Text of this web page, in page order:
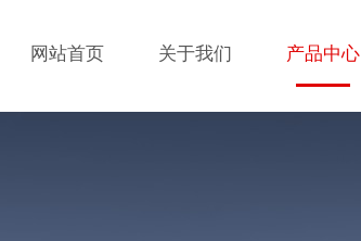
网站首页 关于我们 产品中心